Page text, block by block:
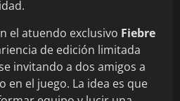
el atuendo exclusivo Fiebre
de edición limitada
invitando a dos amigos a
el juego. La idea es que